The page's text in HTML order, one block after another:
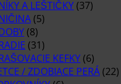
A LEŠTIČKY (37)
(5)
(8)
(31)
KEFKY (6)
/ ZDOBIACE PERÁ (22)